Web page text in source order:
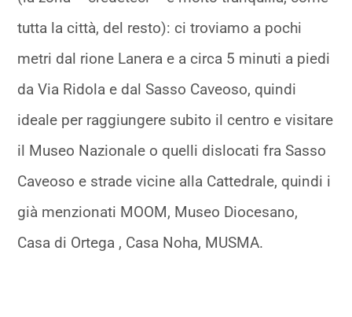
tutta la città, del resto): ci troviamo a pochi
metri dal rione Lanera e a circa 5 minuti a piedi
da Via Ridola e dal Sasso Caveoso, quindi
ideale per raggiungere subito il centro e visitare
il Museo Nazionale o quelli dislocati fra Sasso
Caveoso e strade vicine alla Cattedrale, quindi i
già menzionati MOOM, Museo Diocesano,
Casa di Ortega , Casa Noha, MUSMA.